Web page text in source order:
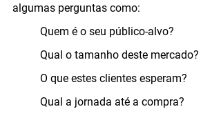
algumas perguntas como:
	Quem é o seu público-alvo?
	Qual o tamanho deste mercado?
	O que estes clientes esperam?
	Qual a jornada até a compra?